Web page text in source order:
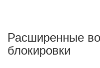
Расширенные
блокировки